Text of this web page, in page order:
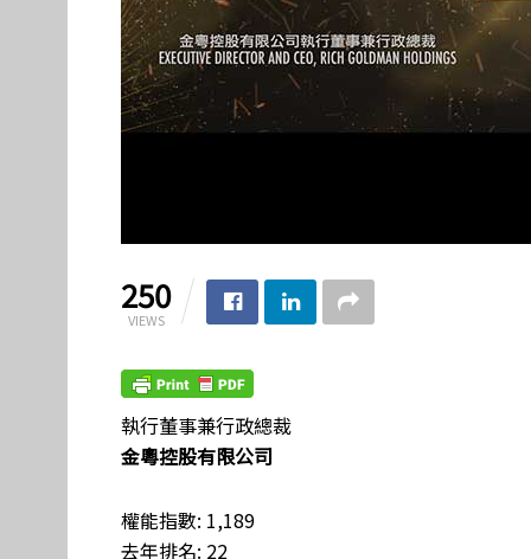
250
VIEWS
執行董事兼行政總裁
金粵控股有限公司
權能指數: 1,189
去年排名: 22